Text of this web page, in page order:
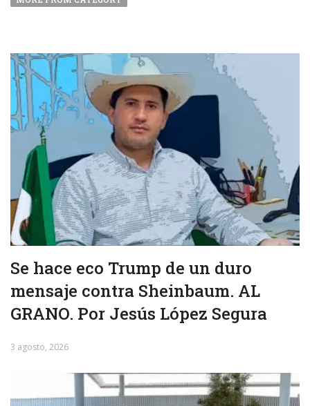
Se hace eco Trump de un duro
mensaje contra Sheinbaum. AL
GRANO. Por Jesús López Segura
3 agosto, 2026